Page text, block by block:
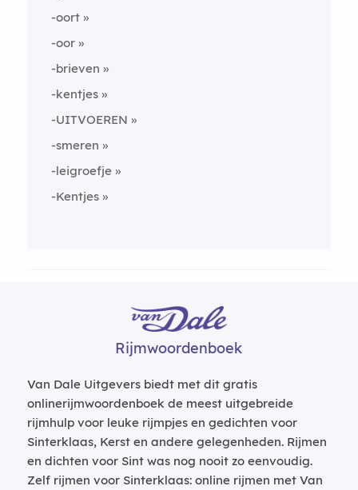
-oort
-oor
-brieven
-kentjes
-UITVOEREN
-smeren
-leigroefje
-Kentjes
Rijmwoordenboek
Van Dale Uitgevers biedt met dit gratis
onlinerijmwoordenboek de meest uitgebreide
rijmhulp voor leuke rijmpjes en gedichten voor
Sinterklaas, Kerst en andere gelegenheden. Rijmen
en dichten voor Sint was nog nooit zo eenvoudig.
Zelf rijmen voor Sinterklaas: online rijmen met Van